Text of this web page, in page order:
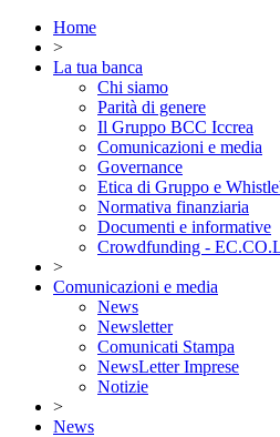
Home
>
La tua banca
Chi siamo
Parità di genere
Il Gruppo BCC Iccrea
Comunicazioni e media
Governance
Etica di Gruppo e
Normativa finanziaria
Documenti e informative
Crowdfunding -
>
Comunicazioni e media
News
Newsletter
Comunicati Stampa
NewsLetter Imprese
Notizie
>
News